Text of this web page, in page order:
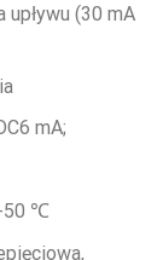
(30 mA
mA;
℃